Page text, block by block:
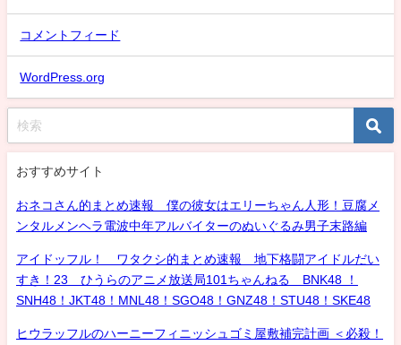
コメントフィード
WordPress.org
おすすめサイト
おネコさん的まとめ速報 僕の彼女はエリーちゃん人形！豆腐メ
ンタルメンヘラ電波中年アルバイターのぬいぐるみ男子末路編
アイドッフル！ ワタクシ的まとめ速報 地下格闘アイドルだい
すき！23 ひうらのアニメ放送局101ちゃんねる BNK48 ！
SNH48！JKT48！MNL48！SGO48！GNZ48！STU48！SKE48
ヒウラッフルのハーニーフィニッシュゴミ屋敷補完計画 ＜必殺！